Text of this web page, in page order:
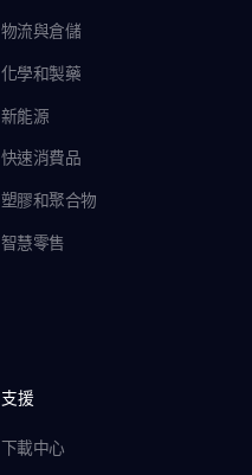
物流與倉儲
化學和製藥
新能源
快速消費品
塑膠和聚合物
智慧零售
支援
下載中心